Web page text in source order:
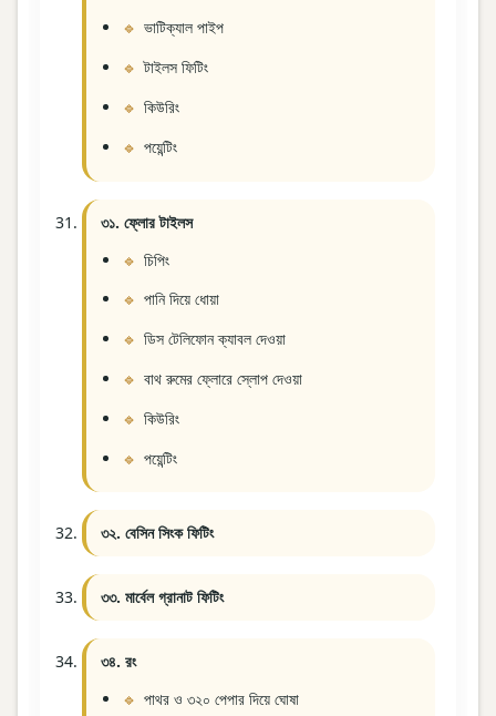
ভাটিক্যাল পাইপ
টাইলস ফিটিং
কিউরিং
পয়েন্টিং
৩১. ফ্লোর টাইলস
চিপিং
পানি দিয়ে ধোয়া
ডিস টেলিফোন ক্যাবল দেওয়া
বাথ রুমের ফ্লোরে স্লোপ দেওয়া
কিউরিং
পয়েন্টিং
৩২. বেসিন সিংক ফিটিং
৩৩. মার্বেল গ্রানাট ফিটিং
৩৪. রং
পাথর ও ৩২০ পেপার দিয়ে ঘোষা